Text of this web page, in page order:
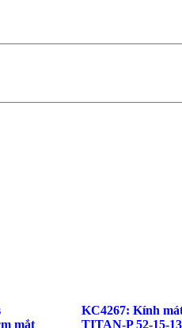
mắt
KC4267: Kính
TITAN-P 52-15-